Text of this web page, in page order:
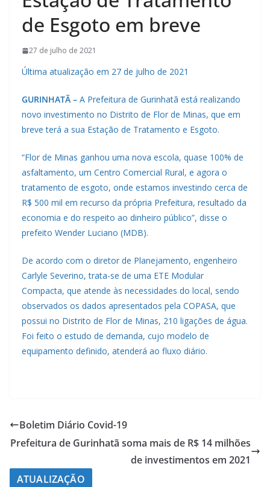
de Esgoto em breve
27 de julho de 2021
Última atualização em 27 de julho de 2021
GURINHATÃ – A Prefeitura de Gurinhatã está realizando
novo investimento no Distrito de Flor de Minas, que em
breve terá a sua Estação de Tratamento e Esgoto.
“Flor de Minas ganhou uma nova escola, quase 100% de
asfaltamento, um Centro Comercial Rural, e agora o
tratamento de esgoto, onde estamos investindo cerca de
R$ 500 mil em recurso da própria Prefeitura, resultado da
economia e do respeito ao dinheiro público”, disse o
prefeito Wender Luciano (MDB).
De acordo com o diretor de Planejamento, engenheiro
Carlyle Severino, trata-se de uma ETE Modular
Compacta, que atende às necessidades do local, sendo
observados os dados apresentados pela COPASA, que
possui no Distrito de Flor de Minas, 210 ligações de água.
Foi feito o estudo de demanda, cujo modelo de
equipamento definido, atenderá ao fluxo diário.
Boletim Diário Covid-19
Prefeitura de Gurinhatã soma mais de R$ 14 milhões
de investimentos em 2021
ATUALIZAÇÃO